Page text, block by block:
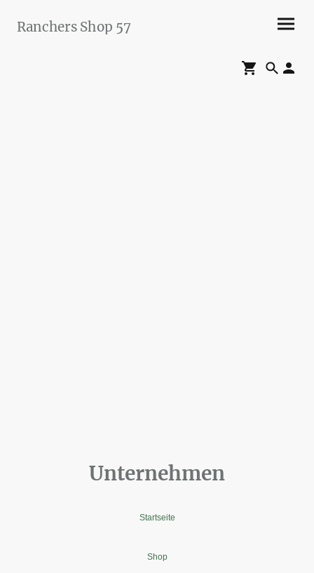
Ranchers Shop 57
Unternehmen
Startseite
Shop